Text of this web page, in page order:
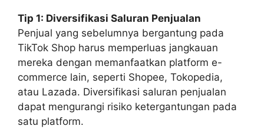
Tip 1: Diversifikasi Saluran Penjualan
Penjual yang sebelumnya bergantung pada
TikTok Shop harus memperluas jangkauan
mereka dengan memanfaatkan platform e-
commerce lain, seperti Shopee, Tokopedia,
atau Lazada. Diversifikasi saluran penjualan
dapat mengurangi risiko ketergantungan pada
satu platform.